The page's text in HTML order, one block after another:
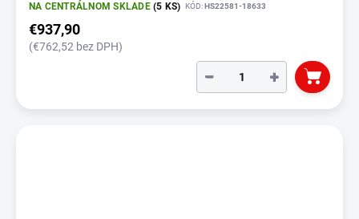
NA CENTRÁLNOM SKLADE(5 KS) KÓD:HS22581-18633
€937,90
(€762,52 bez DPH)
+
−